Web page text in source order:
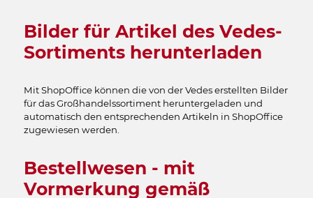
Bilder für Artikel des Vedes-
Sortiments herunterladen
Mit ShopOffice können die von der Vedes erstellten Bilder
für das Großhandelssortiment heruntergeladen und
automatisch den entsprechenden Artikeln in ShopOffice
zugewiesen werden.
Bestellwesen - mit
Vormerkung gemäß